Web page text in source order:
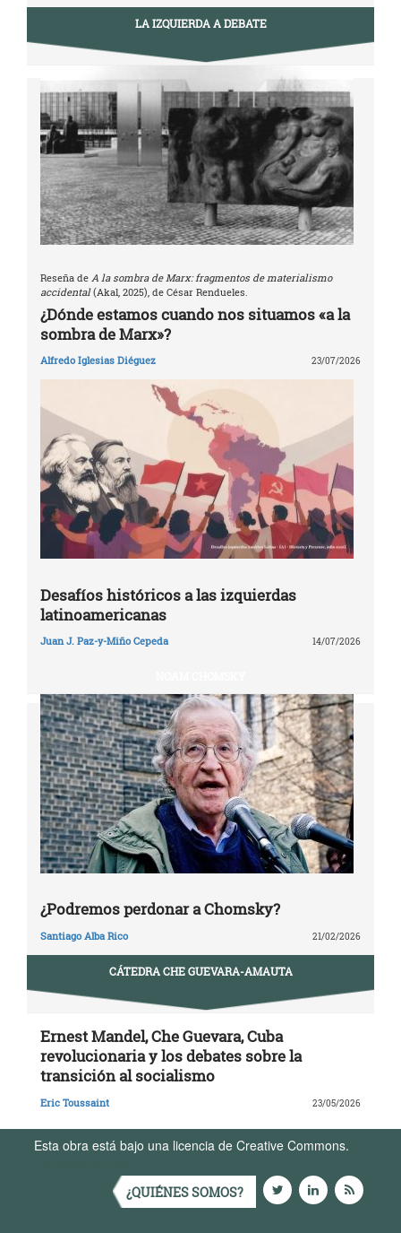
LA IZQUIERDA A DEBATE
Reseña de A la sombra de Marx: fragmentos de materialismo
accidental(Akal, 2025), de César Rendueles.
¿Dónde estamos cuando nos situamos «a la
sombra de Marx»?
Alfredo Iglesias Diéguez 23/07/2026
Desafíos históricos a las izquierdas
latinoamericanas
Juan J. Paz-y-Miño Cepeda 14/07/2026
¿Podremos perdonar a Chomsky?
Santiago Alba Rico 21/02/2026
CÁTEDRA CHE GUEVARA-AMAUTA
Ernest Mandel, Che Guevara, Cuba
revolucionaria y los debates sobre la
transición al socialismo
Eric Toussaint 23/05/2026
Esta obra está bajo una licencia de Creative Commons.
¿QUIÉNES SOMOS?